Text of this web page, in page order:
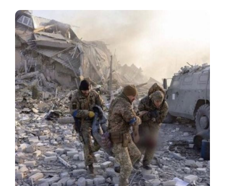
naznanili. Cilj ruske vojske je kopensko povezati
Rusijo s polotokom Krim in...